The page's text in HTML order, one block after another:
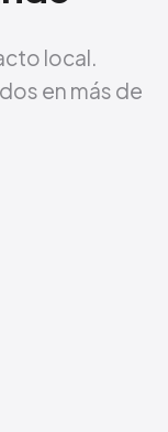
local.
en más de